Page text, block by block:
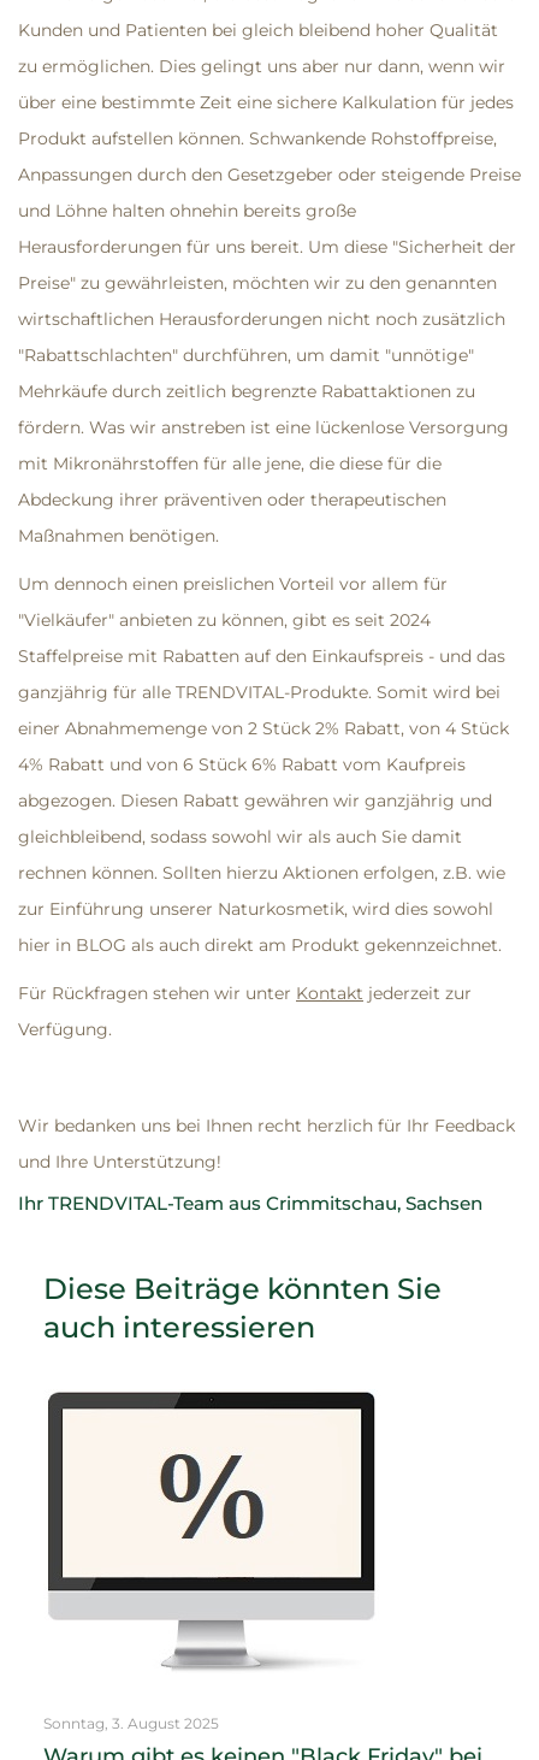
Kunden und Patienten bei gleich bleibend hoher Qualität
zu ermöglichen. Dies gelingt uns aber nur dann, wenn wir
über eine bestimmte Zeit eine sichere Kalkulation für jedes
Produkt aufstellen können. Schwankende Rohstoffpreise,
Anpassungen durch den Gesetzgeber oder steigende Preise
und Löhne halten ohnehin bereits große
Herausforderungen für uns bereit. Um diese "Sicherheit der
Preise" zu gewährleisten, möchten wir zu den genannten
wirtschaftlichen Herausforderungen nicht noch zusätzlich
"Rabattschlachten" durchführen, um damit "unnötige"
Mehrkäufe durch zeitlich begrenzte Rabattaktionen zu
fördern. Was wir anstreben ist eine lückenlose Versorgung
mit Mikronährstoffen für alle jene, die diese für die
Abdeckung ihrer präventiven oder therapeutischen
Maßnahmen benötigen.
Um dennoch einen preislichen Vorteil vor allem für
"Vielkäufer" anbieten zu können, gibt es seit 2024
Staffelpreise mit Rabatten auf den Einkaufspreis - und das
ganzjährig für alle TRENDVITAL-Produkte. Somit wird bei
einer Abnahmemenge von 2 Stück 2% Rabatt, von 4 Stück
4% Rabatt und von 6 Stück 6% Rabatt vom Kaufpreis
abgezogen. Diesen Rabatt gewähren wir ganzjährig und
gleichbleibend, sodass sowohl wir als auch Sie damit
rechnen können. Sollten hierzu Aktionen erfolgen, z.B. wie
zur Einführung unserer Naturkosmetik, wird dies sowohl
hier in BLOG als auch direkt am Produkt gekennzeichnet.
Für Rückfragen stehen wir unter Kontakt jederzeit zur
Verfügung.
Wir bedanken uns bei Ihnen recht herzlich für Ihr Feedback
und Ihre Unterstützung!
Ihr TRENDVITAL-Team aus Crimmitschau, Sachsen
Diese Beiträge könnten Sie
auch interessieren
Sonntag, 3. August 2025